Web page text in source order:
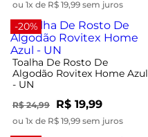
ou 1x de R$ 19,99 sem juros
-20%
Toalha De Rosto De
Algodão Rovitex Home Azul
- UN
R$ 24,99 R$ 19,99
ou 1x de R$ 19,99 sem juros